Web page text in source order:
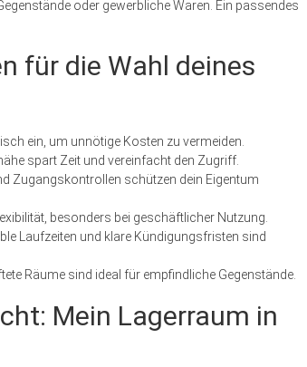
oder gewerbliche Waren. Ein passendes
für die Wahl deines
ein, um unnötige Kosten zu vermeiden.
spart Zeit und vereinfacht den Zugriff.
Zugangskontrollen schützen dein Eigentum
besonders bei geschäftlicher Nutzung.
Laufzeiten und klare Kündigungsfristen sind
Räume sind ideal für empfindliche Gegenstände.
Mein Lagerraum in